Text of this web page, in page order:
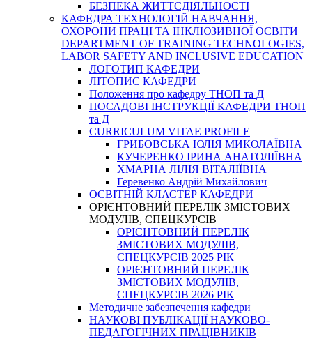
БЕЗПЕКА ЖИТТЄДІЯЛЬНОСТІ
КАФЕДРА ТЕХНОЛОГІЙ НАВЧАННЯ,
ОХОРОНИ ПРАЦІ ТА ІНКЛЮЗИВНОЇ ОСВІТИ
DEPARTMENT OF TRAINING TECHNOLOGIES,
LABOR SAFETY AND INCLUSIVE EDUCATION
ЛОГОТИП КАФЕДРИ
ЛІТОПИС КАФЕДРИ
Положення про кафедру ТНОП та Д
ПОСАДОВІ ІНСТРУКЦІЇ КАФЕДРИ ТНОП
та Д
CURRICULUM VITAE PROFILE
ГРИБОВСЬКА ЮЛІЯ МИКОЛАЇВНА
КУЧЕРЕНКО ІРИНА АНАТОЛІЇВНА
ХМАРНА ЛІЛІЯ ВІТАЛІЇВНА
Геревенко Андрій Михайлович
ОСВІТНІЙ КЛАСТЕР КАФЕДРИ
ОРІЄНТОВНИЙ ПЕРЕЛІК ЗМІСТОВИХ
МОДУЛІВ, СПЕЦКУРСІВ
ОРІЄНТОВНИЙ ПЕРЕЛІК
ЗМІСТОВИХ МОДУЛІВ,
СПЕЦКУРСІВ 2025 РІК
ОРІЄНТОВНИЙ ПЕРЕЛІК
ЗМІСТОВИХ МОДУЛІВ,
СПЕЦКУРСІВ 2026 РІК
Методичне забезпечення кафедри
НАУКОВІ ПУБЛІКАЦІЇ НАУКОВО-
ПЕДАГОГІЧНИХ ПРАЦІВНИКІВ